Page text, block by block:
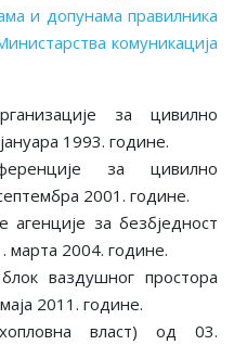
и допунама правилника
комуникација
за цивилно
1993. године.
за цивилно
2001. године.
агенцијe за безбједност
2004. године.
ваздушног простора
2011. године.
власт) од 03.